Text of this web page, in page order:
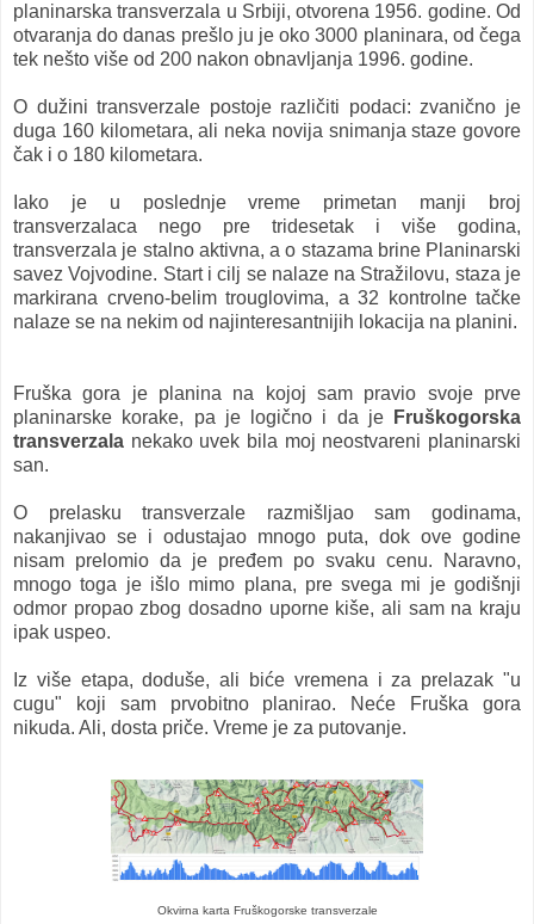
planinarska transverzala u Srbiji, otvorena 1956. godine. Od
otvaranja do danas prešlo ju je oko 3000 planinara, od čega
tek nešto više od 200 nakon obnavljanja 1996. godine.
O dužini transverzale postoje različiti podaci: zvanično je
duga 160 kilometara, ali neka novija snimanja staze govore
čak i o 180 kilometara.
Iako je u poslednje vreme primetan manji broj
transverzalaca nego pre tridesetak i više godina,
transverzala je stalno aktivna, a o stazama brine Planinarski
savez Vojvodine. Start i cilj se nalaze na Stražilovu, staza je
markirana crveno-belim trouglovima, a 32 kontrolne tačke
nalaze se na nekim od najinteresantnijih lokacija na planini.
Fruška gora je planina na kojoj sam pravio svoje prve
planinarske korake, pa je logično i da je
Fruškogorska
transverzala nekako uvek bila moj neostvareni planinarski
san.
O prelasku transverzale razmišljao sam godinama,
nakanjivao se i odustajao mnogo puta, dok ove godine
nisam prelomio da je pređem po svaku cenu. Naravno,
mnogo toga je išlo mimo plana, pre svega mi je godišnji
odmor propao zbog dosadno uporne kiše, ali sam na kraju
ipak uspeo.
Iz više etapa, doduše, ali biće vremena i za prelazak "u
cugu" koji sam prvobitno planirao. Neće Fruška gora
nikuda. Ali, dosta priče. Vreme je za putovanje.
Okvirna karta Fruškogorske transverzale